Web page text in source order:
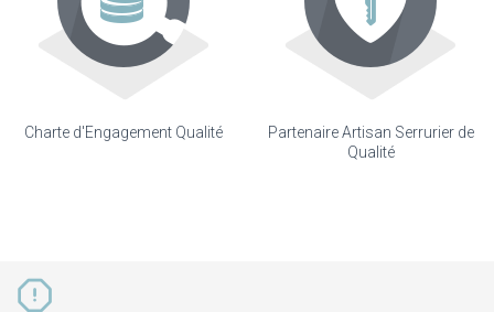
Charte d'Engagement Qualité
Partenaire Artisan Serrurier de
Qualité